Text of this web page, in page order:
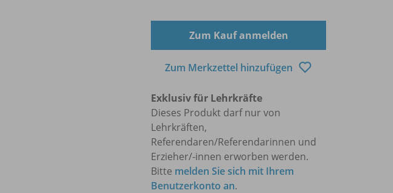
Zum Kauf anmelden
Zum Merkzettel hinzufügen
Exklusiv für Lehrkräfte
Dieses Produkt darf nur von
Lehrkräften,
Referendaren/Referendarinnen und
Erzieher/-innen erworben werden.
Bitte melden Sie sich mit Ihrem
Benutzerkonto an.